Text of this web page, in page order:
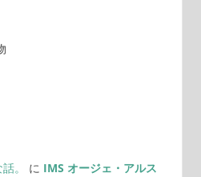
。 に IMS オージェ・アルス